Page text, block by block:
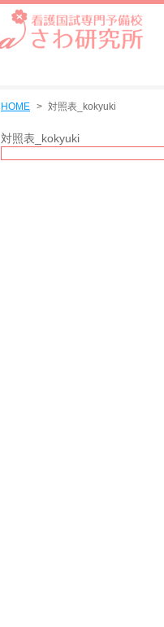
HOME 対照表_kokyuki
対照表_kokyuki